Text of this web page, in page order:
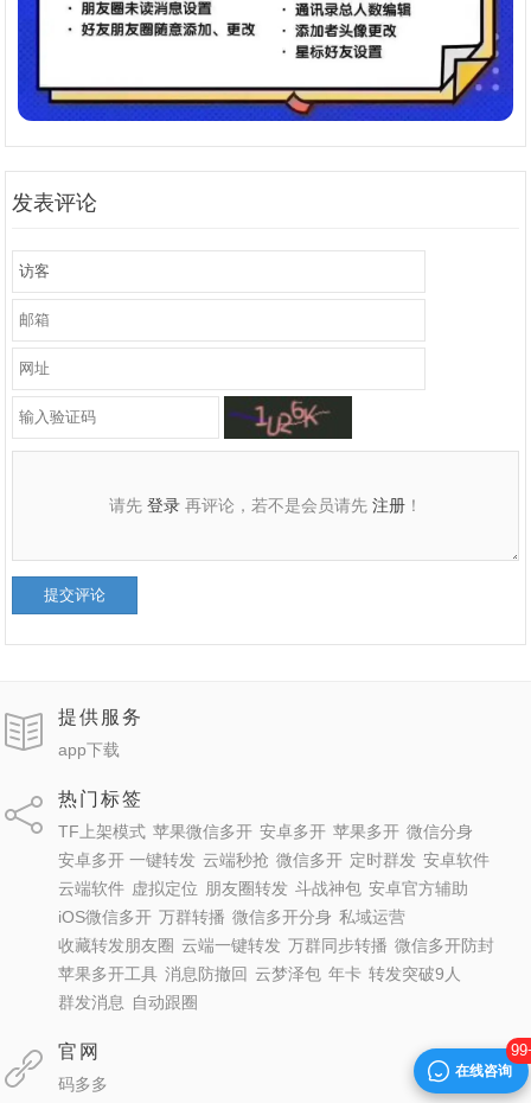
发表评论
提交评论
提供服务
app下载
热门标签
TF上架模式 苹果微信多开 安卓多开 苹果多开 微信分身
安卓多开 一键转发 云端秒抢 微信多开 定时群发 安卓软件
云端软件 虚拟定位 朋友圈转发 斗战神包 安卓官方辅助
iOS微信多开 万群转播 微信多开分身 私域运营
收藏转发朋友圈 云端一键转发 万群同步转播 微信多开防封
苹果多开工具 消息防撤回 云梦泽包 年卡 转发突破9人
群发消息
自动跟圈
官网
码多多
请先 登录再评论，若不是会员请先 注册！
在线咨询